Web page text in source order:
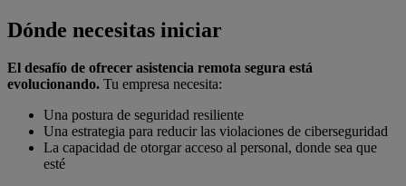
Dónde necesitas iniciar
El desafío de ofrecer asistencia remota segura está
evolucionando. Tu empresa necesita:
Una postura de seguridad resiliente
Una estrategia para reducir las violaciones de ciberseguridad
La capacidad de otorgar acceso al personal, donde sea que
esté